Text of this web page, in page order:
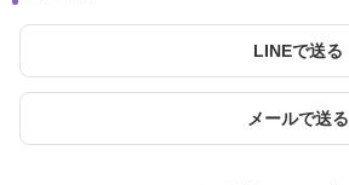
LINEで送る
メールで送る